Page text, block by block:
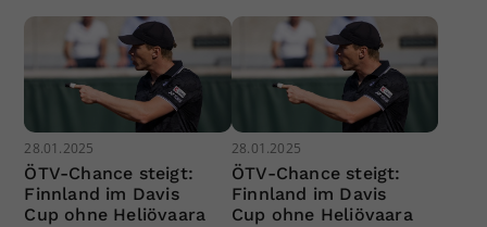
28.01.2025
ÖTV-Chance steigt:
Finnland im Davis
Cup ohne Heliövaara
28.01.2025
ÖTV-Chance steigt:
Finnland im Davis
Cup ohne Heliövaara